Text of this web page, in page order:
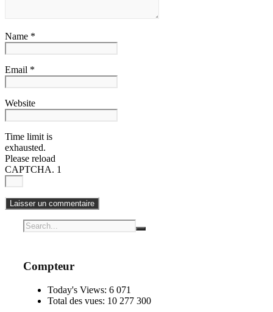
Name *
Email *
Website
Time limit is
exhausted.
Please reload
CAPTCHA. 1
Compteur
Today's Views: 6 071
Total des vues: 10 277 300